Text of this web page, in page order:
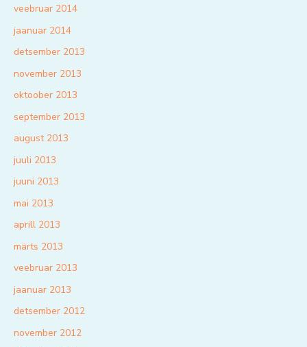
veebruar 2014
jaanuar 2014
detsember 2013
november 2013
oktoober 2013
september 2013
august 2013
juuli 2013
juuni 2013
mai 2013
aprill 2013
märts 2013
veebruar 2013
jaanuar 2013
detsember 2012
november 2012